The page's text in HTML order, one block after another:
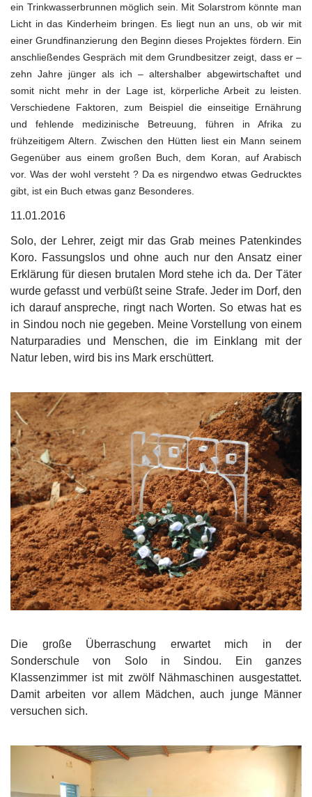
ein Trinkwasserbrunnen möglich sein. Mit Solarstrom könnte man
Licht in das Kinderheim bringen. Es liegt nun an uns, ob wir mit
einer Grundfinanzierung den Beginn dieses Projektes fördern. Ein
anschließendes Gespräch mit dem Grundbesitzer zeigt, dass er –
zehn Jahre jünger als ich – altershalber abgewirtschaftet und
somit nicht mehr in der Lage ist, körperliche Arbeit zu leisten.
Verschiedene Faktoren, zum Beispiel die einseitige Ernährung
und fehlende medizinische Betreuung, führen in Afrika zu
frühzeitigem Altern. Zwischen den Hütten liest ein Mann seinem
Gegenüber aus einem großen Buch, dem Koran, auf Arabisch
vor. Was der wohl versteht ? Da es nirgendwo etwas Gedrucktes
gibt, ist ein Buch etwas ganz Besonderes.
11.01.2016
Solo, der Lehrer, zeigt mir das Grab meines Patenkindes
Koro. Fassungslos und ohne auch nur den Ansatz einer
Erklärung für diesen brutalen Mord stehe ich da. Der Täter
wurde gefasst und verbüßt seine Strafe. Jeder im Dorf, den
ich darauf anspreche, ringt nach Worten. So etwas hat es
in Sindou noch nie gegeben. Meine Vorstellung von einem
Naturparadies und Menschen, die im Einklang mit der
Natur leben, wird bis ins Mark erschüttert.
Die große Überraschung erwartet mich in der
Sonderschule von Solo in Sindou. Ein ganzes
Klassenzimmer ist mit zwölf Nähmaschinen ausgestattet.
Damit arbeiten vor allem Mädchen, auch junge Männer
versuchen sich.